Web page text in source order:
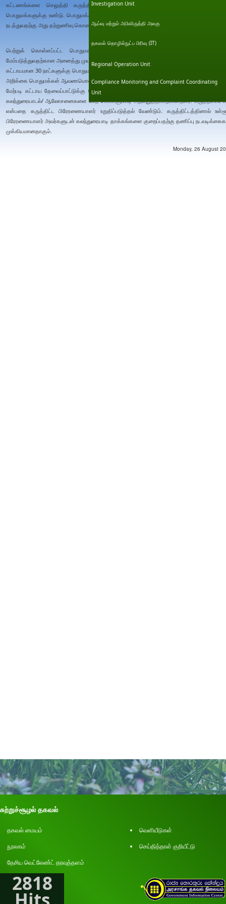
Investigation Unit
ஆய்வு மற்றும் அபிவிருத்தி அலகு
தகவல் தொழில்நுட்ப பிரிவு (IT)
Regional Operation Unit
Compliance Monitoring and Complaint Coordinating
Unit
கட்டணங்களை செலுத்தி கருத்திட்ட அங்கீகாரமளிப்பு முகவராண்மையிடமிருந்து
பொதுமக்களுக்கு உண்டு. பொதுமக்கள் விசாரணையை பொதுமக்கள் ஆர்வமொன்றாக க.அ.
நடத்துவதற்கு அது தற்றுணிவு கொண்டுள்ளது.
பெற்றுக் கொள்ளப்பட்ட பொதுமக்கள் கருத்துரை பதிலுக்காக கருத்திட்ட
மேம்படுத்துவதற்கான அனைத்து முயற்சிகள் ஊடாகவும் கருத்திட்ட பிரேரணையாளர் பதில்
கட்டாயமான 30 நாட்களுக்கு பொதுமக்கள் கருத்துக்களுக்காக ஆ.சு.ப. அறிக்கைகளை
அறிக்கை பொதுமக்கள் ஆவணமொன்றாக கருதப்படும் என்பதோடு, பொதுமக்களின்
மேற்படி கட்டாய தேவைப்பாட்டுக்கு மேலதிகமாக கருத்திட்ட பிரேரணையாளர்கள்சு.தா.ம.
கலந்துரையாடல்/ ஆலோசனைகளை மேற் கொள்ளும்படி அறிவுறுத்தப்படுகின்றனர்.
என்பதை கருத்திட்ட பிரேரணையாளர் உறுதிப்படுத்தல் வேண்டும். கருத்திட்டத்தினால்
பிரேரணையாளர் அவர்களுடன் கலந்துரையாடி தாக்கங்களை குறைப்பதற்கு தணிப்பு
முக்கியமானதாகும்.
Monday, 26 August
சுற்றுச்சூழல் தகவல்
தகவல் மையம்
வெளியீடுகள்
நூலகம்
செய்தித்தாள் குறியீட்டு
தேசிய வெட்லேண்ட் தரவுத்தளம்
2818